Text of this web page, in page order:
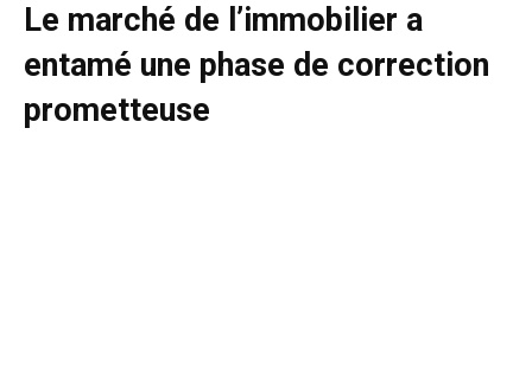
Le marché de l’immobilier a
entamé une phase de correction
prometteuse